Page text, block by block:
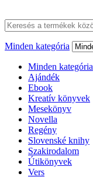
Minden kategória
Minden kategória
Ajándék
Ebook
Kreatív könyvek
Mesekönyv
Novella
Regény
Slovenské knihy
Szakirodalom
Útikönyvek
Vers